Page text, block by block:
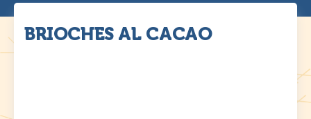
BRIOCHES AL CACAO